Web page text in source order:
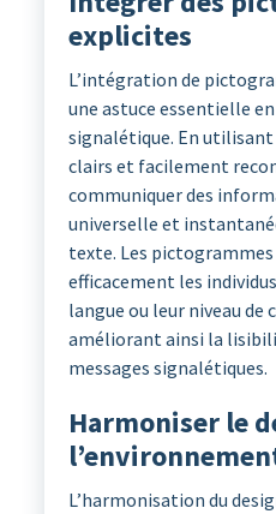
explicites
L’intégration de
une astuce essentielle
signalétique. En utilisant
clairs et facilement
communiquer des
universelle et
texte. Les
efficacement les
langue ou leur niveau de
améliorant ainsi la
messages signalétiques.
Harmoniser le
L’harmonisation du